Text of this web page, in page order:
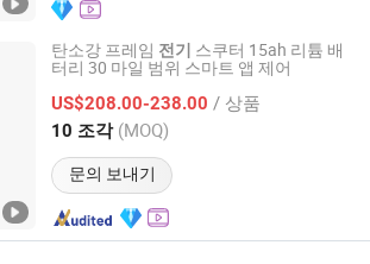
탄소강 프레임 전기
스쿠터 15ah 리튬 배
터리 30 마일 범위 스마트 앱 제어
US$208.00-238.00 / 상품
10 조각 (MOQ)
문의 보내기
Co., Ltd.
이후 2025